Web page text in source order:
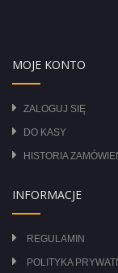
MOJE KONTO
ZALOGUJ SIĘ
DO KASY
HISTORIA
INFORMACJE
REGULAMIN
POLITYKA